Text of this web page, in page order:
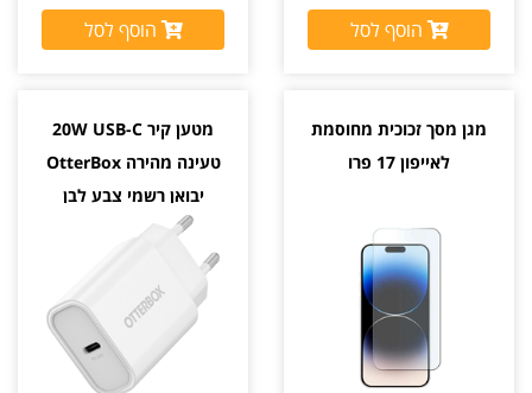
הוסף לסל הוסף לסל
מגן מסך זכוכית מחוסמת
לאייפון 17 פרו
מטען קיר 20W USB-C
טעינה מהירה OtterBox
יבואן רשמי צבע לבן